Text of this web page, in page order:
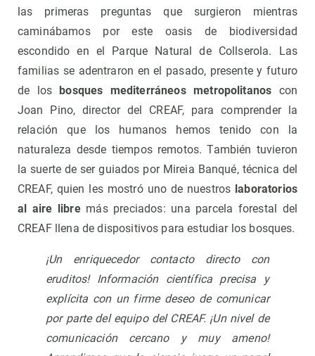
las primeras preguntas que surgieron mientras
caminábamos por este oasis de biodiversidad
escondido en el Parque Natural de Collserola. Las
familias se adentraron en el pasado, presente y futuro
de los
bosques mediterráneos metropolitanos con
Joan Pino, director del CREAF, para comprender la
relación que los humanos hemos tenido con la
naturaleza desde tiempos remotos. También tuvieron
la suerte de ser guiados por Mireia Banqué, técnica del
CREAF, quien les mostró uno de nuestros laboratorios
al aire libremás preciados: una parcela forestal del
CREAF llena de dispositivos para estudiar los bosques.
¡Un enriquecedor contacto directo con
eruditos! Información científica precisa y
explícita con un firme deseo de comunicar
por parte del equipo del CREAF. ¡Un nivel de
comunicación cercano y muy ameno!